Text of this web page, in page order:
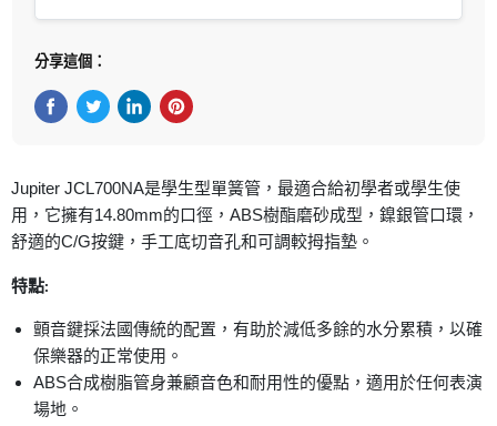
分享這個：
Jupiter JCL700NA是學生型單簧管，最適合給初學者或學生使
用，它擁有14.80mm的口徑，ABS樹酯磨砂成型，鎳銀管口環，
舒適的C/G按鍵，手工底切音孔和可調較拇指墊。
特點:
顫音鍵採法國傳統的配置，有助於減低多餘的水分累積，以確
保樂器的正常使用。
ABS合成樹脂管身兼顧音色和耐用性的優點，適用於任何表演
場地。